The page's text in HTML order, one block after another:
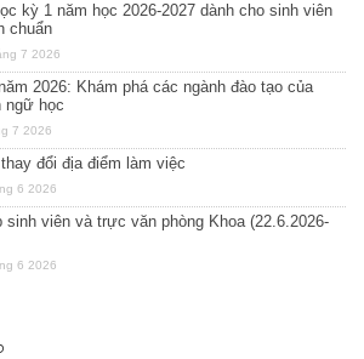
kỳ 1 năm học 2026-2027 dành cho sinh viên
chuẩn
7 2026
2026: Khám phá các ngành đào tạo của
ngữ học
7 2026
đổi địa điểm làm việc
6 2026
sinh viên và trực văn phòng Khoa (22.6.2026-
6 2026